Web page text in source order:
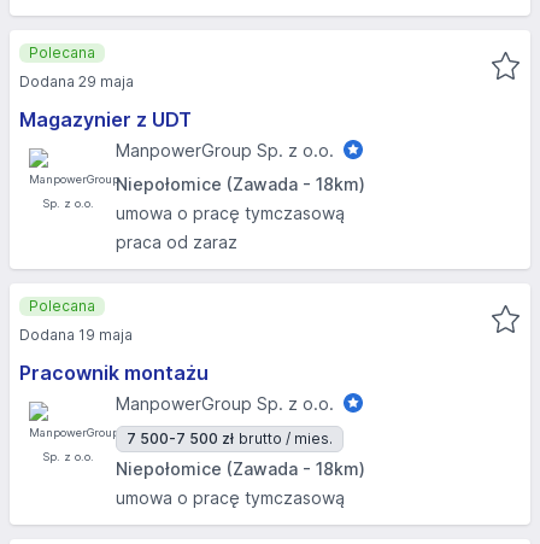
Magazynier z UDT
ManpowerGroup Sp. z o.o.
Niepołomice (Zawada - 18km)
umowa o pracę tymczasową
praca od zaraz
Polecana
Dodana 29 maja
Pracownik montażu
ManpowerGroup Sp. z o.o.
7 500-7 500 zł brutto / mies.
Niepołomice (Zawada - 18km)
umowa o pracę tymczasową
Polecana
Dodana 19 maja